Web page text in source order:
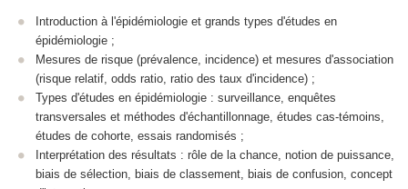
Introduction à l'épidémiologie et grands types d'études en
épidémiologie ;
Mesures de risque (prévalence, incidence) et mesures d'association
(risque relatif, odds ratio, ratio des taux d'incidence) ;
Types d'études en épidémiologie : surveillance, enquêtes
transversales et méthodes d'échantillonnage, études cas-témoins,
études de cohorte, essais randomisés ;
Interprétation des résultats : rôle de la chance, notion de puissance,
biais de sélection, biais de classement, biais de confusion, concept